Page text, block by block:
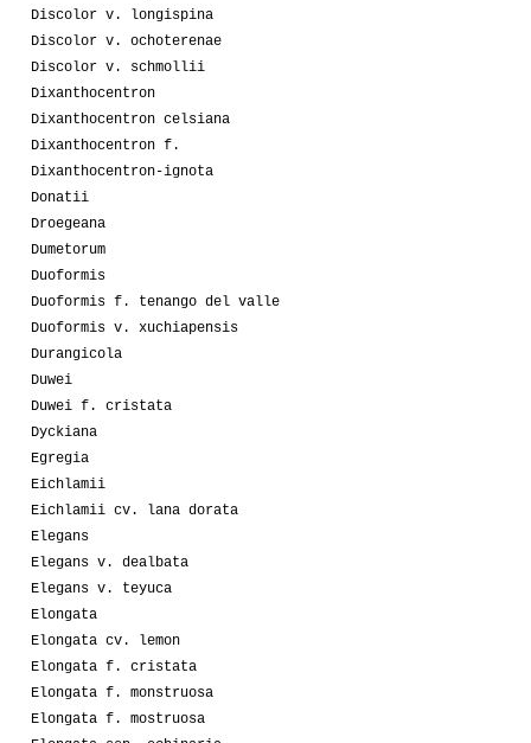
Discolor v. longispina
Discolor v. ochoterenae
Discolor v. schmollii
Dixanthocentron
Dixanthocentron celsiana
Dixanthocentron f.
Dixanthocentron-ignota
Donatii
Droegeana
Dumetorum
Duoformis
Duoformis f. tenango del valle
Duoformis v. xuchiapensis
Durangicola
Duwei
Duwei f. cristata
Dyckiana
Egregia
Eichlamii
Eichlamii cv. lana dorata
Elegans
Elegans v. dealbata
Elegans v. teyuca
Elongata
Elongata cv. lemon
Elongata f. cristata
Elongata f. monstruosa
Elongata f. mostruosa